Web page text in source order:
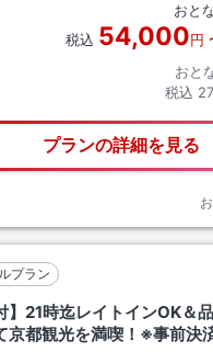
おと
税込 54,000円
おと
税込
プランの詳細を見る
プラン
】21時迄レイトインOK＆
京都観光を満喫！※事前決